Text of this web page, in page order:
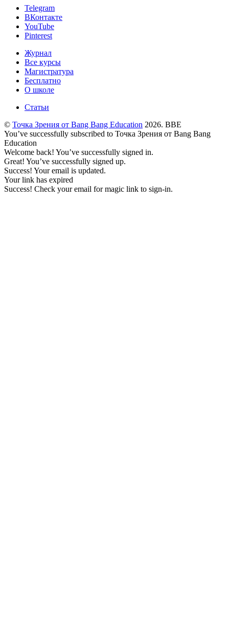
Telegram
ВКонтакте
YouTube
Pinterest
Журнал
Все курсы
Магистратура
Бесплатно
О школе
Статьи
© Точка Зрения от Bang Bang Education 2026. BBE
You’ve successfully subscribed to Точка Зрения от Bang Bang
Education
Welcome back! You’ve successfully signed in.
Great! You’ve successfully signed up.
Success! Your email is updated.
Your link has expired
Success! Check your email for magic link to sign-in.